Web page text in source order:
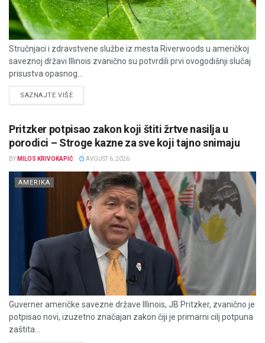
Stručnjaci i zdravstvene službe iz mesta Riverwoods u američkoj
saveznoj državi Illinois zvanično su potvrdili prvi ovogodišnji slučaj
prisustva opasnog...
SAZNAJTE VIŠEDETAILS
Pritzker potpisao zakon koji štiti žrtve nasilja u
porodici – Stroge kazne za sve koji tajno snimaju
BY MILOS KRIVOKAPIĆ AVGUST 6, 2026
AMERIKA
Guverner američke savezne države Illinois, JB Pritzker, zvanično je
potpisao novi, izuzetno značajan zakon čiji je primarni cilj potpuna
zaštita...